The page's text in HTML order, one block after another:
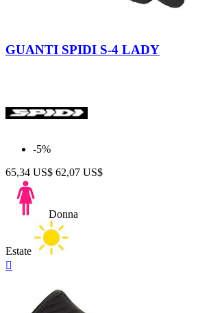
Bianco
GUANTI SPIDI S-4 LADY
-5%
65,34 US$ 62,07 US$
Donna
Estate
